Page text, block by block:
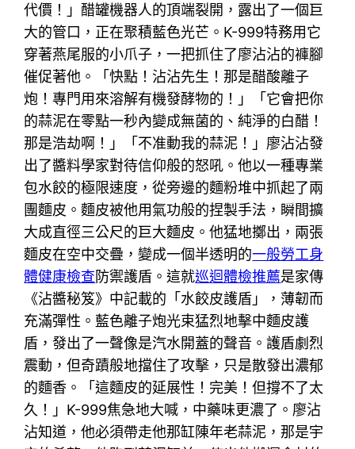
代價！」醋罐機器人的頂端裂開，露出了一個巨
大的管口，正在聚積藍色光芒。K-999特務用它
穿著燕尾服的小爪子，一把抓住了廖沾沾的褲腳
催促著他。「快點！沾沾先生！那是醋酸離子
炮！專門用來溶解有機發酵物的！」「它會把你
的蒜泥在零點一秒內變成無菌的、純淨的白醋！
那是浩劫啊！」「不准動我的蒜泥！」廖沾沾發
出了醬料學家對待信仰般的怒吼。他以一種專業
包水餃的極限速度，從旁邊的麵粉堆中抓起了兩
團麵皮。麵皮被他用氣功般的捏製手法，瞬間擴
大成直徑三公尺的巨大麵皮。他猛地擲出，兩張
麵皮在空中交疊，變成一個半透明的一般勞工身
體健康檢查防禦護盾。這就巡迴體檢推薦是家傳
《沾醬秘笈》中記載的「水餃皮護盾」，薄韌而
充滿彈性。藍色離子炮光束猛烈地擊中麵皮護
盾，發出了一聲像是汽水開蓋的聲音。護盾劇烈
震動，但奇蹟般地擋住了攻擊，只是散發出濃郁
的麵香。「這麵皮的延展性！完美！但撐不了太
久！」K-999焦急地大喊，中藥味更濃了。廖沾
沾知道，他必須帶走他那缸陳年老蒜泥，那是宇